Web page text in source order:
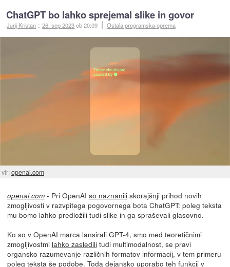
ChatGPT bo lahko sprejemal slike in govor
Jurij Kristan ::26. sep 2023ob 20:09 Ostala programska oprema
vir:openai.com
openai.com- Pri OpenAI so naznaniliskorajšnji prihod novih
zmogljivosti v razvpitega pogovornega bota ChatGPT: poleg teksta
mu bomo lahko predložili tudi slike in ga spraševali glasovno.
Ko so v OpenAI marca lansirali GPT-4, smo med teoretičnimi
zmogljivostmi lahko zasledilitudi multimodalnost, se pravi
organsko razumevanje različnih formatov informacij, v tem primeru
poleg teksta še podobe. Toda dejansko uporabo teh funkcij v